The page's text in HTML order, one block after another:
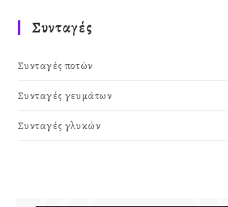
Συνταγές
Συνταγές ποτών
Συνταγές γευμάτων
Συνταγές γλυκών